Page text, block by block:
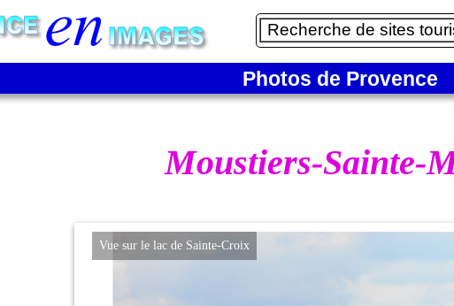
Photos de Provence
Moustiers-Sainte-
Vue sur le lac de Sainte-Croix